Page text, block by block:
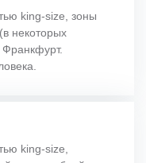
king-size, зоны
некоторых
king-size,